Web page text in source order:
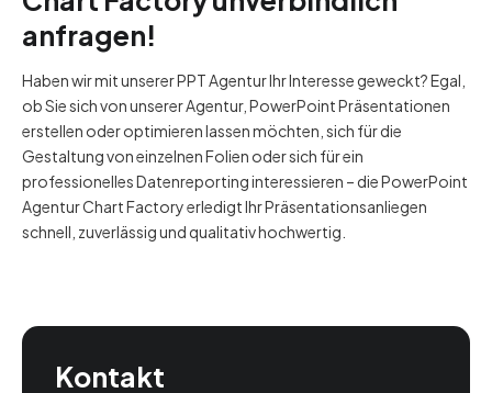
anfragen!
Haben wir mit unserer PPT Agentur Ihr Interesse geweckt? Egal,
ob Sie sich von unserer Agentur, PowerPoint Präsentationen
erstellen oder optimieren lassen möchten, sich für die
Gestaltung von einzelnen Folien oder sich für ein
professionelles Datenreporting interessieren – die PowerPoint
Agentur Chart Factory erledigt Ihr Präsentationsanliegen
schnell, zuverlässig und qualitativ hochwertig.
Kontakt